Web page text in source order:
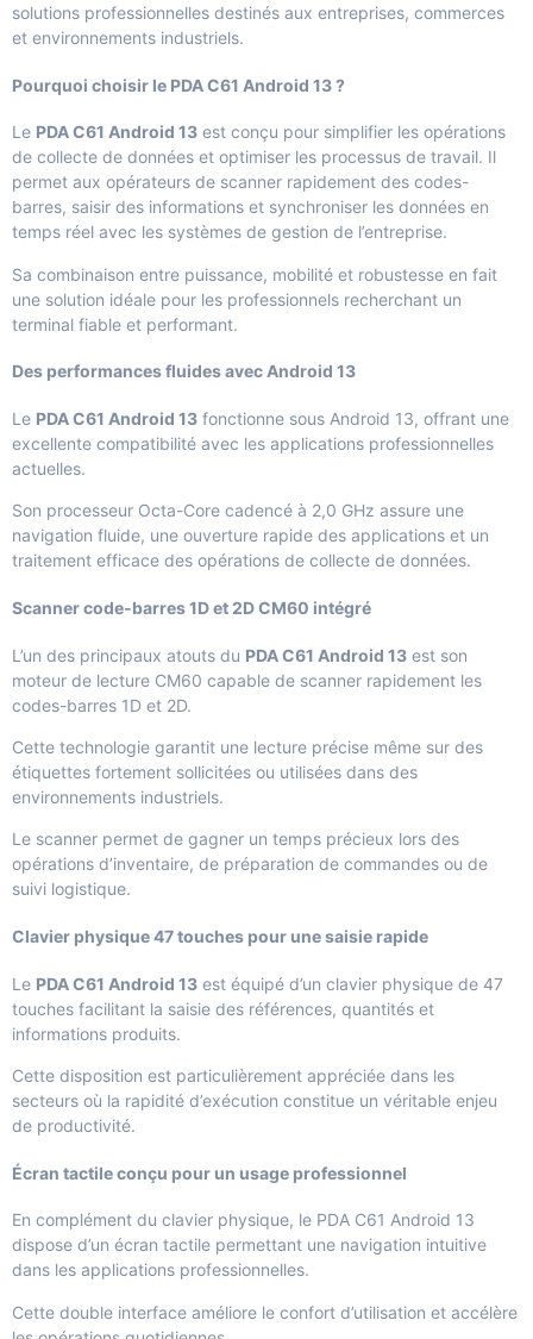
solutions professionnelles destinés aux entreprises, commerces
et environnements industriels.
Pourquoi choisir le PDA C61 Android 13 ?
Le PDA C61 Android 13 est conçu pour simplifier les opérations
de collecte de données et optimiser les processus de travail. Il
permet aux opérateurs de scanner rapidement des codes-
barres, saisir des informations et synchroniser les données en
temps réel avec les systèmes de gestion de l’entreprise.
Sa combinaison entre puissance, mobilité et robustesse en fait
une solution idéale pour les professionnels recherchant un
terminal fiable et performant.
Des performances fluides avec Android 13
Le PDA C61 Android 13 fonctionne sous Android 13, offrant une
excellente compatibilité avec les applications professionnelles
actuelles.
Son processeur Octa-Core cadencé à 2,0 GHz assure une
navigation fluide, une ouverture rapide des applications et un
traitement efficace des opérations de collecte de données.
Scanner code-barres 1D et 2D CM60 intégré
L’un des principaux atouts du PDA C61 Android 13 est son
moteur de lecture CM60 capable de scanner rapidement les
codes-barres 1D et 2D.
Cette technologie garantit une lecture précise même sur des
étiquettes fortement sollicitées ou utilisées dans des
environnements industriels.
Le scanner permet de gagner un temps précieux lors des
opérations d’inventaire, de préparation de commandes ou de
suivi logistique.
Clavier physique 47 touches pour une saisie rapide
Le PDA C61 Android 13 est équipé d’un clavier physique de 47
touches facilitant la saisie des références, quantités et
informations produits.
Cette disposition est particulièrement appréciée dans les
secteurs où la rapidité d’exécution constitue un véritable enjeu
de productivité.
Écran tactile conçu pour un usage professionnel
En complément du clavier physique, le PDA C61 Android 13
dispose d’un écran tactile permettant une navigation intuitive
dans les applications professionnelles.
Cette double interface améliore le confort d’utilisation et accélère